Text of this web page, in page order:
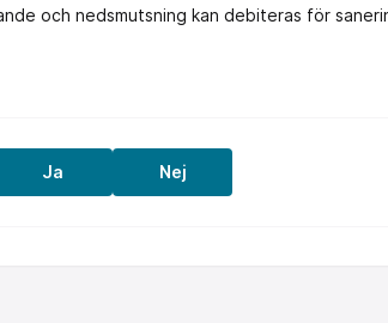
och nedsmutsning kan debiteras för
Ja Nej